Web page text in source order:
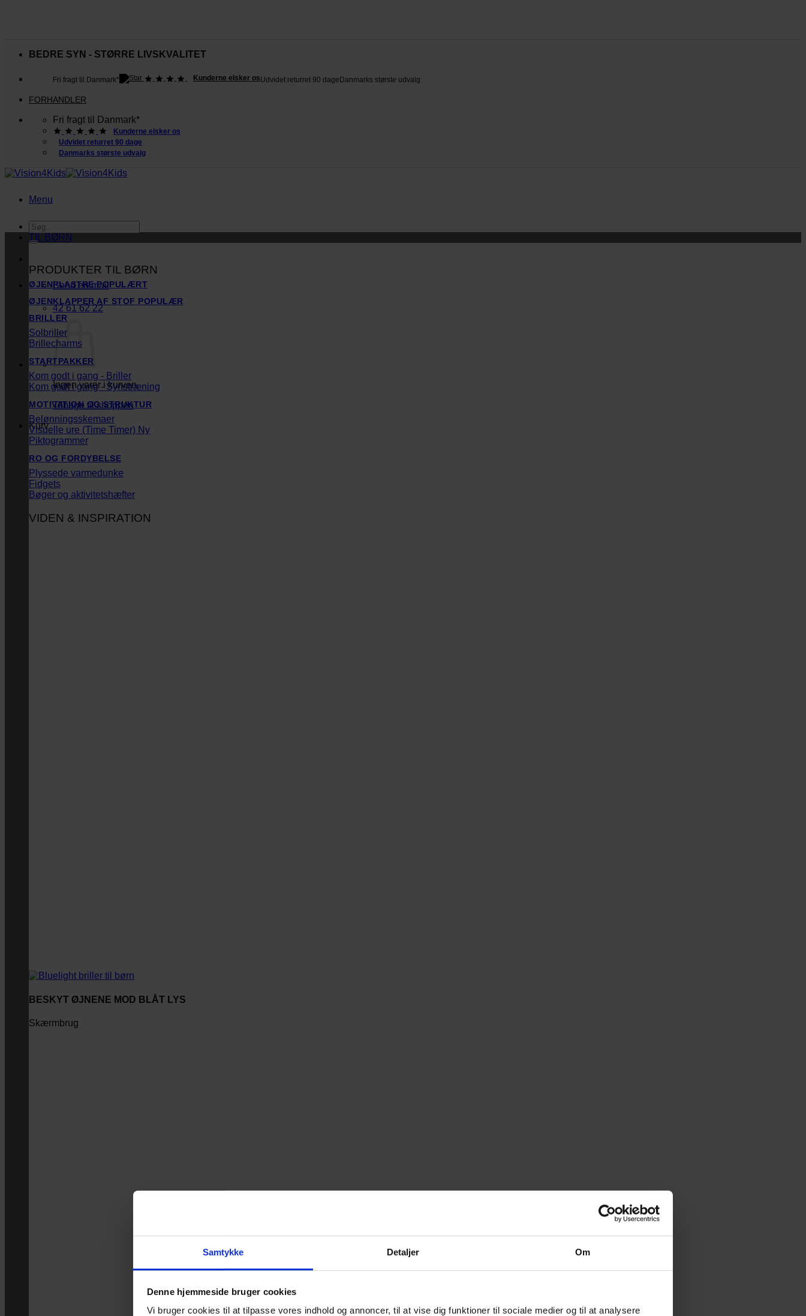
Samtykke Detaljer Om
Denne hjemmeside bruger cookies
Vi bruger cookies til at tilpasse vores indhold og annoncer, til at vise dig funktioner til sociale medier og til at analysere
BEDRE SYN - STØRRE LIVSKVALITET
Fri fragt til Danmark* Kunderne elsker osUdvidet returret 90 dage Danmarks største udvalg
FORHANDLER
Fri fragt til Danmark*
Kunderne elsker os
Udvidet returret 90 dage
Danmarks største udvalg
Menu
Søg
efter:
Send en mail
42 61 62 22
Ingen varer i kurven.
Tilbage til shoppen
Kurv
TIL BØRN
PRODUKTER TIL BØRN
ØJENPLASTRE
ØJENKLAPPER AF STOF
BRILLER
Solbriller
Brillecharms
STARTPAKKER
Kom godt i gang - Briller
Kom godt i gang - Synstræning
MOTIVATION OG STRUKTUR
Belønningsskemaer
Visuelle ure (Time Timer)
Piktogrammer
RO OG FORDYBELSE
Plyssede varmedunke
Fidgets
Bøger og aktivitetshæfter
VIDEN & INSPIRATION
BESKYT ØJNENE MOD BLÅT LYS
Skærmbrug